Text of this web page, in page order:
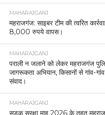
MAHARAJGANJ
महराजगंज: साइबर टीम की त्वरित
8,000 रुपये वापस।
MAHARAJGANJ
पराली न जलाने को लेकर महराजगंज
जागरूकता अभियान, किसानों से गांव-
संवाद।
MAHARAJGANJ
सड़क सुरक्षा माह 2026 के तहत